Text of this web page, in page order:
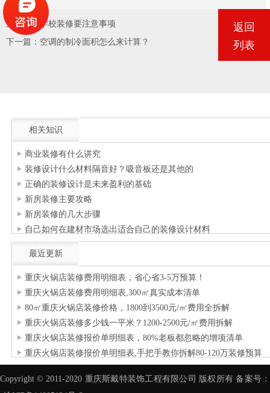
上一篇：
学校装修要注意事项
下一篇： 空调的制冷面积怎么来计算？
返回
列表
相关知识
商业装修有什么讲究
装修设计什么材料隔音好？吸音板还是其他的
正确的装修设计是未来盈利的基础
新房装修主要攻略
新房装修的几大步骤
自己如何在建材市场选出适合自己的装修设计材料
最近更新
重庆火锅店装修费用明细表，省心省3-5万预算！
重庆火锅店装修费用明细表,300㎡真实成本清单
80㎡重庆火锅店装修价格，1800到3500元/㎡费用全拆解
重庆火锅店装修多少钱一平米？1200-2500元/㎡费用拆解
重庆火锅店装修报价单明细表，80%老板都忽略的增项清单
重庆火锅店装修报价单明细表,手把手教你拆解80-120万装修预算
Copyright © 2011-2020 重庆斯戴特装饰工程有限公司 版权所有 备案号：